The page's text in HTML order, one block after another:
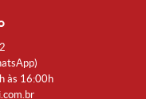
às 16:00h